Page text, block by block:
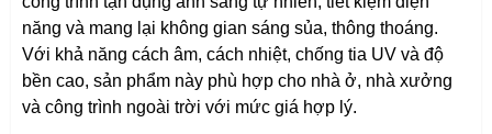
năng và mang lại không gian sáng sủa, thông thoáng.
Với khả năng cách âm, cách nhiệt, chống tia UV và độ
bền cao, sản phẩm này phù hợp cho nhà ở, nhà xưởng
và công trình ngoài trời với mức giá hợp lý.